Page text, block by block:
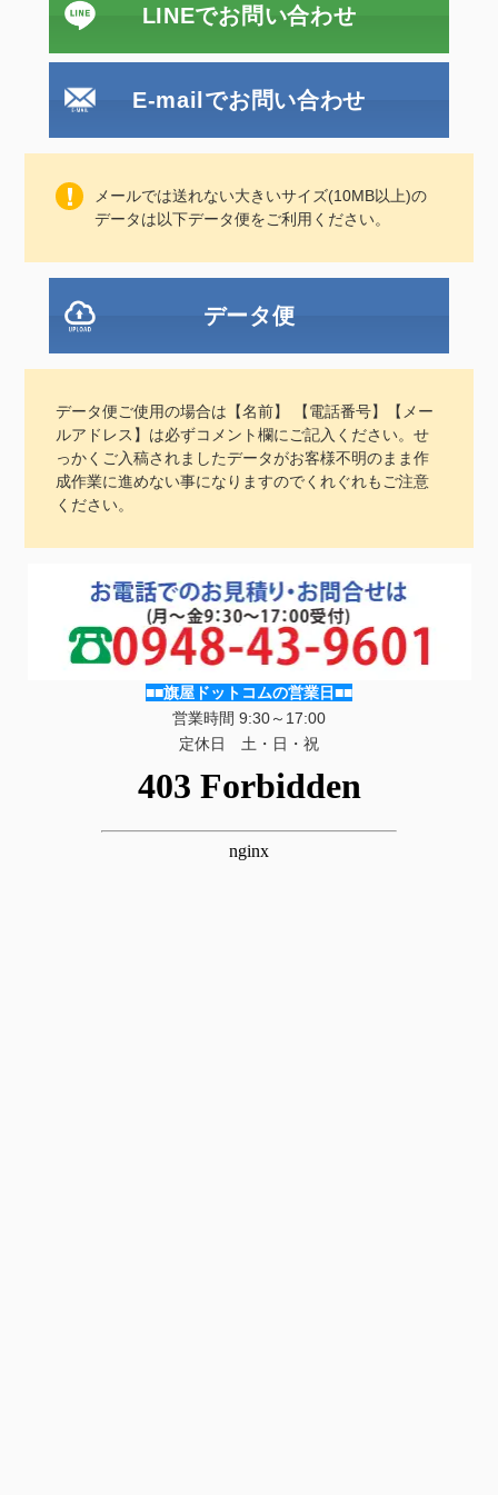
LINEでお問い合わせ
E-mailでお問い合わせ
メールでは送れない大きいサイズ(10MB以上)の
データは以下データ便をご利用ください。
データ便
データ便ご使用の場合は【名前】 【電話番号】【メー
ルアドレス】は必ずコメント欄にご記入ください。せ
っかくご入稿されましたデータがお客様不明のまま作
成作業に進めない事になりますのでくれぐれもご注意
ください。
■■旗屋ドットコムの営業日■■
営業時間 9:30～17:00
定休日 土・日・祝